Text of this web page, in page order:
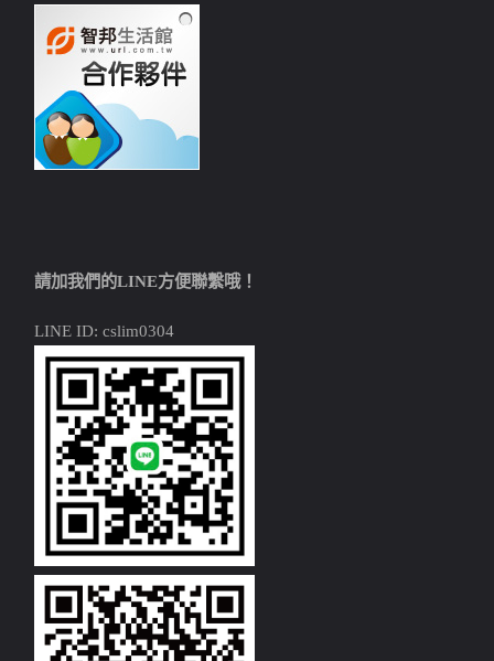
請加我們的LINE方便聯繫哦！
LINE ID: cslim0304